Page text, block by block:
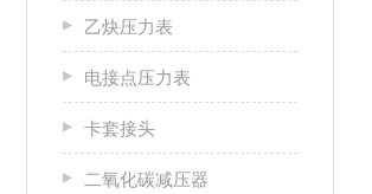
乙炔压力表
电接点压力表
卡套接头
二氧化碳减压器